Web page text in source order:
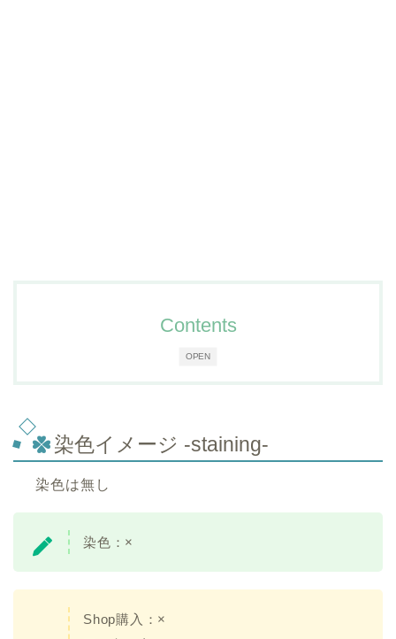
OPEN
Contents
染色イメージ -staining-
染色は無し
染色：×
Shop購入： ×